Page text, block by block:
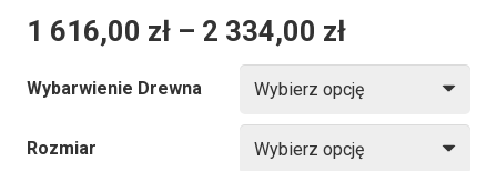
1 616,00 zł – 2 334,00 zł
Wybarwienie Drewna
Rozmiar